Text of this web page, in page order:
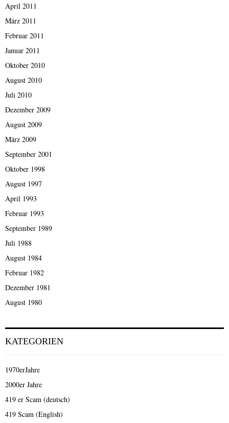
April 2011
März 2011
Februar 2011
Januar 2011
Oktober 2010
August 2010
Juli 2010
Dezember 2009
August 2009
März 2009
September 2001
Oktober 1998
August 1997
April 1993
Februar 1993
September 1989
Juli 1988
August 1984
Februar 1982
Dezember 1981
August 1980
KATEGORIEN
1970erJahre
2000er Jahre
419 er Scam (deutsch)
419 Scam (English)